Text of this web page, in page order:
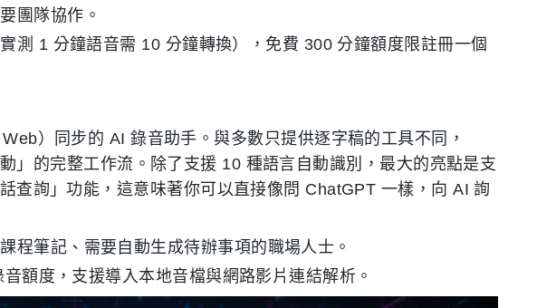
團隊協作。
測 1 分鐘語音需 10 分鐘轉換），免費 300 分鐘額度限註冊一個
）同步的 AI 錄音助手。與多數只提供逐字稿的工具不同，
的完整工作流。除了支援 10 種語言自動識別，最大的亮點是支
查詢」功能，這意味著你可以直接像問 ChatGPT 一樣，向 AI 詢
程筆記、需要自動生成待辦事項的職場人士。
額度，支援導入本地音檔與網路影片連結解析。